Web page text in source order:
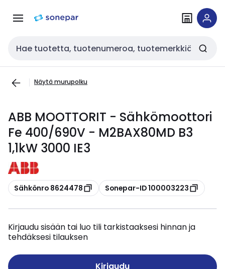
navigointiinsisältöön
Haku
Näytä murupolku
ABB MOOTTORIT - Sähkömoottori
Fe 400/690V - M2BAX80MD B3
1,1kW 3000 IE3
Kopioi
Sähkönro 8624478 Kopioi
Sonepar-ID 100003223
Kirjaudu sisään tai luo tili tarkistaaksesi hinnan ja
tehdäksesi tilauksen
Kirjaudu